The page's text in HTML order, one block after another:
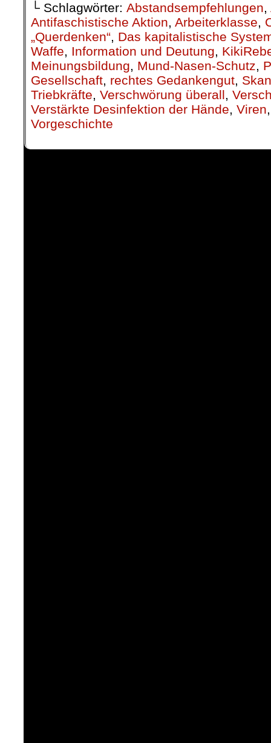
└ Schlagwörter: Abstandsempfehlungen,
Antifaschistische Aktion, Arbeiterklasse,
„Querdenken“, Das kapitalistische
Waffe, Information und Deutung,
Meinungsbildung, Mund-Nasen-Schutz,
Gesellschaft, rechtes Gedankengut,
Triebkräfte, Verschwörung überall,
Verstärkte Desinfektion der Hände, Viren
Vorgeschichte